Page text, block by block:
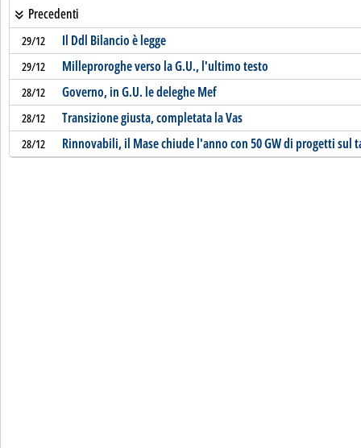
Precedenti
29/12 Il Ddl Bilancio è legge
29/12 Milleproroghe verso la G.U., l'ultimo testo
28/12 Governo, in G.U. le deleghe Mef
28/12 Transizione giusta, completata la Vas
28/12 Rinnovabili, il Mase chiude l'anno con 50 GW di progetti sul